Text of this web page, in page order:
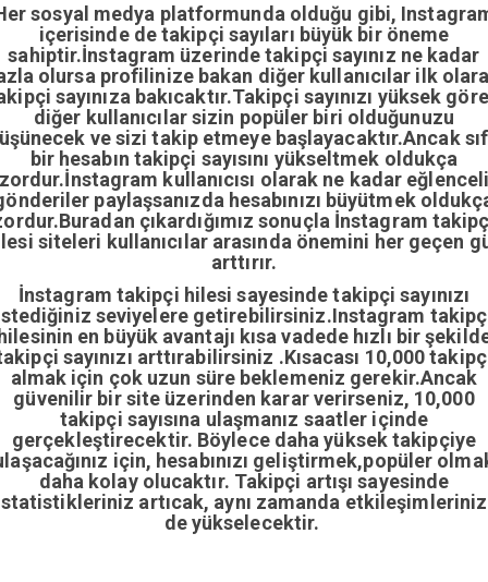
sosyal medya platformunda olduğu gibi,
içerisinde de takipçi sayıları büyük bir öneme
sahiptir.İnstagram üzerinde takipçi sayınız ne kadar
olursa profilinize bakan diğer kullanıcılar ilk
sayınıza bakıcaktır.Takipçi sayınızı yüksek
diğer kullanıcılar sizin popüler biri olduğunuzu
ve sizi takip etmeye başlayacaktır.Ancak
bir hesabın takipçi sayısını yükseltmek oldukça
kullanıcısı olarak ne kadar
paylaşsanızda hesabınızı büyütmek
çıkardığımız sonuçla İnstagram
siteleri kullanıcılar arasında önemini her geçen
arttırır.
İnstagram takipçi hilesi sayesinde takipçi sayınızı
seviyelere getirebilirsiniz.Instagram
en büyük avantajı kısa vadede hızlı bir
sayınızı arttırabilirsiniz .Kısacası 10,000
almak için çok uzun süre beklemeniz gerekir.Ancak
güvenilir bir site üzerinden karar verirseniz, 10,000
takipçi sayısına ulaşmanız saatler içinde
gerçekleştirecektir. Böylece daha yüksek takipçiye
için, hesabınızı geliştirmek,popüler
daha kolay olucaktır. Takipçi artışı sayesinde
artıcak, aynı zamanda
de yükselecektir.